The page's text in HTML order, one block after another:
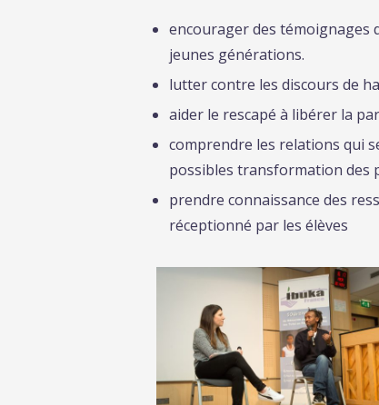
encourager des témoignages
jeunes générations.
lutter contre les discours de
aider le rescapé à libérer la
comprendre les relations qui
possibles transformation des
prendre connaissance des
réceptionné par les élèves